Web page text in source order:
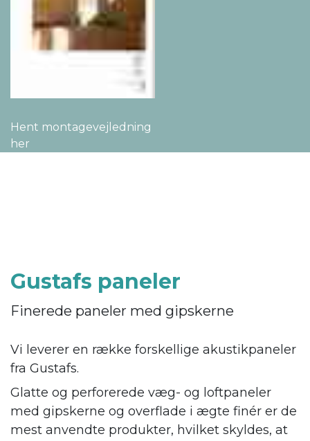
Hent montage­vejledning
her
Gustafs paneler
Finerede paneler med gipskerne
Vi leverer en række forskellige akustikpaneler
fra Gustafs.
Glatte og perforerede væg- og loftpaneler
med gipskerne og overflade i ægte finér er de
mest anvendte produkter, hvilket skyldes, at